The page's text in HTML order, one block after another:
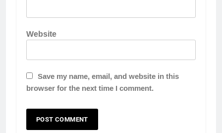
Website
Save my name, email, and website in this
browser for the next time I comment.